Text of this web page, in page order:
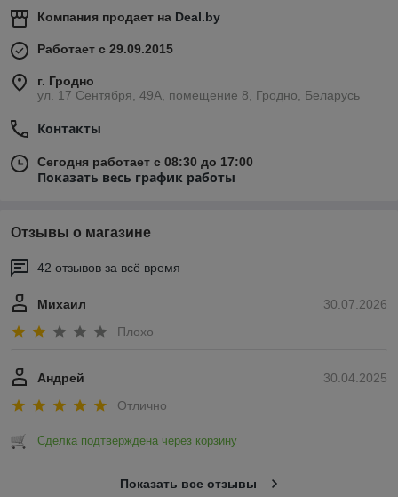
Компания продает на Deal.by
Работает с 29.09.2015
г. Гродно
ул. 17 Сентября, 49А, помещение 8, Гродно, Беларусь
Контакты
Сегодня работает с 08:30 до 17:00
Показать весь график работы
Отзывы о магазине
42 отзывов за всё время
30.07.2026
Михаил
Плохо
30.04.2025
Андрей
Отлично
Сделка подтверждена через корзину
Показать все отзывы